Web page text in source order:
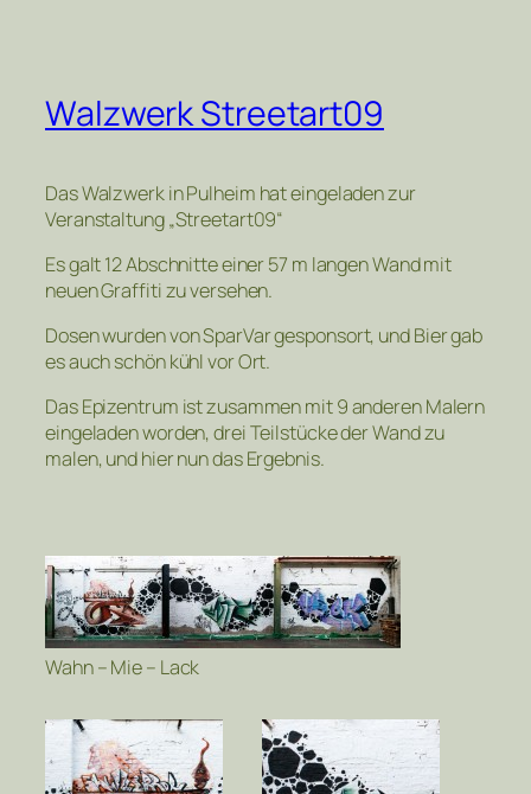
Walzwerk Streetart09
Das Walzwerk in Pulheim hat eingeladen zur
Veranstaltung „Streetart09“
Es galt 12 Abschnitte einer 57 m langen Wand mit
neuen Graffiti zu versehen.
Dosen wurden von SparVar gesponsort, und Bier gab
es auch schön kühl vor Ort.
Das Epizentrum ist zusammen mit 9 anderen Malern
eingeladen worden, drei Teilstücke der Wand zu
malen, und hier nun das Ergebnis.
Wahn – Mie – Lack